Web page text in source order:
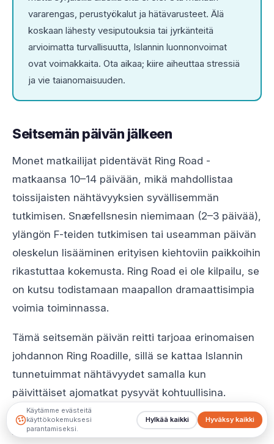
vararengas, perustyökalut ja hätävarusteet. Älä
koskaan lähesty vesiputouksia tai jyrkänteitä
arvioimatta turvallisuutta, Islannin luonnonvoimat
ovat voimakkaita. Ota aikaa; kiire aiheuttaa stressiä
ja vie taianomaisuuden.
Seitsemän päivän jälkeen
Monet matkailijat pidentävät Ring Road -
matkaansa 10–14 päivään, mikä mahdollistaa
toissijaisten nähtävyyksien syvällisemmän
tutkimisen. Snæfellsnesin niemimaan (2–3 päivää),
ylängön F-teiden tutkimisen tai useamman päivän
oleskelun lisääminen erityisen kiehtoviin paikkoihin
rikastuttaa kokemusta. Ring Road ei ole kilpailu, se
on kutsu todistamaan maapallon dramaattisimpia
voimia toiminnassa.
Tämä seitsemän päivän reitti tarjoaa erinomaisen
johdannon Ring Roadille, sillä se kattaa Islannin
tunnetuimmat nähtävyydet samalla kun
päivittäiset ajomatkat pysyvät kohtuullisina.
Muokkaa reittiä omien kiinnostuksiesi mukaan:
jäätikköjen ystäville kannattaa viettää ylimääräistä
Käytämme evästeitä
käyttökokemuksesi
parantamiseksi.
Hyväksy kaikki
Hylkää kaikki